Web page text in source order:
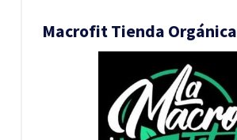
Macrofit Tienda Orgánica